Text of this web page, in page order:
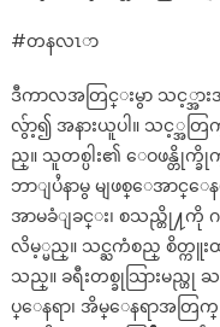
#တနလၤာ
ဒီကာလအတြင္းမွာ သင့္အာ
လွ်ာ့၍ အနားယူပါ။ သင့္အ
ည္။ သူတစ္ပါး၏ ေဝဖန္တိုက္
ဘာျပႆနာမွ မျဖစ္ေအာင္ေန
အာမခံျခင္း၊ စသည္တို႔ကို
လိမ့္မည္။ သင္ႀကံစည္ စိတ္ကူးထ
သည္။ ခရီးတစ္ခုသြားမည္ဟု
ပ္ေနရာ၊ အိမ္ေနရာအတြ